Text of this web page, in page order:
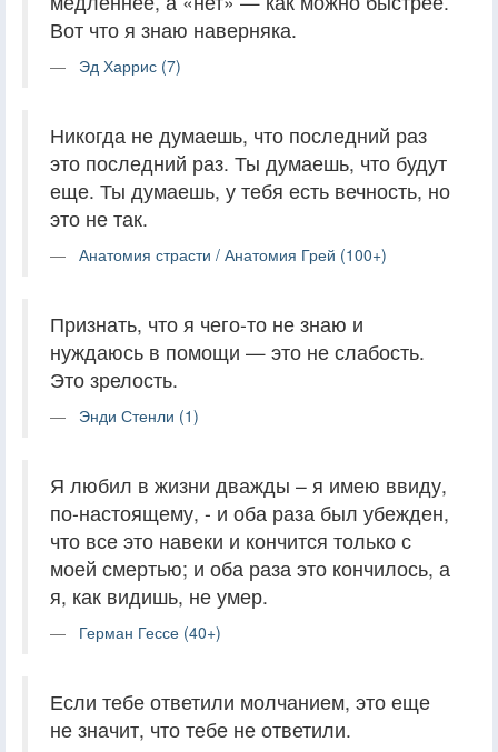
Вот что я знаю наверняка.
Эд Харрис (7)
Никогда не думаешь, что последний раз
это последний раз. Ты думаешь, что будут
еще. Ты думаешь, у тебя есть вечность, но
это не так.
Анатомия страсти / Анатомия Грей (100+)
Признать, что я чего-то не знаю и
нуждаюсь в помощи — это не слабость.
Это зрелость.
Энди Стенли (1)
Я любил в жизни дважды – я имею ввиду,
по-настоящему, - и оба раза был убежден,
что все это навеки и кончится только с
моей смертью; и оба раза это кончилось, а
я, как видишь, не умер.
Герман Гессе (40+)
Если тебе ответили молчанием, это еще
не значит, что тебе не ответили.